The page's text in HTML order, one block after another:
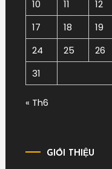
10
11 12
17
18 19
24
25 26
31
« Th6
GIỚI THIỆU